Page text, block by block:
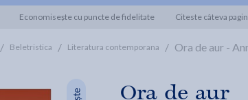
Economisește cu puncte de fidelitate Citeste câteva
/ Beletristica / Literatura contemporana / Ora de aur -
Ora de aur